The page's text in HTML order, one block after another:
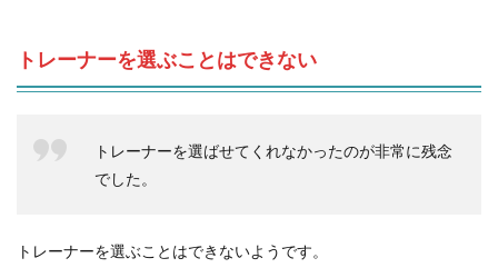
トレーナーを選ぶことはできない
トレーナーを選ばせてくれなかったのが非常に残念
でした。
トレーナーを選ぶことはできないようです。